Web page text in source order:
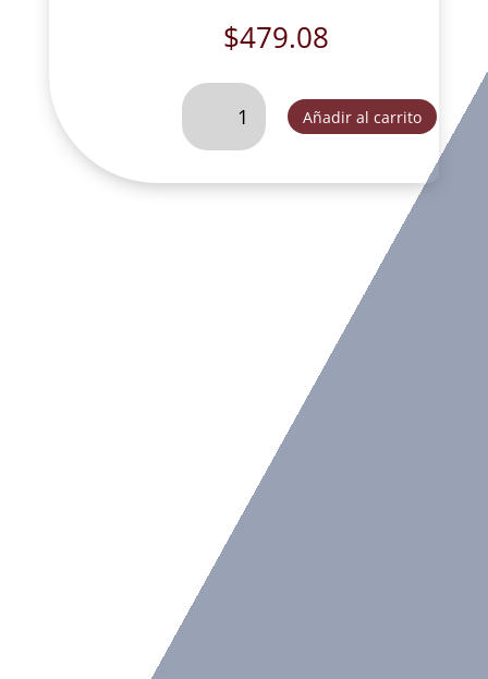
$479.08
SUEÑO
MARIA
CM
Añadir al carrito